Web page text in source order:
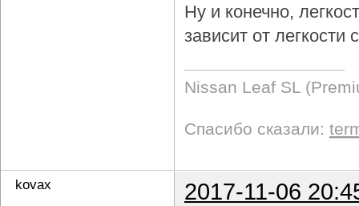
Ну и конечно,
зависит от
Nissan Leaf SL
Спасибо сказали:
kovax
2017-11-06